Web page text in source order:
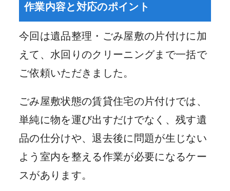
作業内容と対応のポイント
今回は遺品整理・ごみ屋敷の片付けに加
えて、水回りのクリーニングまで一括で
ご依頼いただきました。
ごみ屋敷状態の賃貸住宅の片付けでは、
単純に物を運び出すだけでなく、残す遺
品の仕分けや、退去後に問題が生じない
よう室内を整える作業が必要になるケー
スがあります。